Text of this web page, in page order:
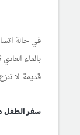
في حالة
بالماء
قديمة. لا
سفر الطفل